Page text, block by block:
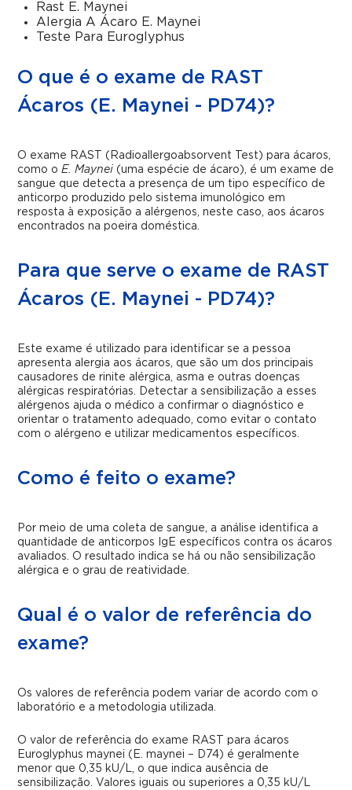
Rast E. Maynei
Alergia A Ácaro E. Maynei
Teste Para Euroglyphus
O que é o exame de RAST
Ácaros (E. Maynei - PD74)?
O exame RAST (Radioallergoabsorvent Test) para ácaros,
como oE. Maynei (uma espécie de ácaro), é um exame de
sangue que detecta a presença de um tipo específico de
anticorpo produzido pelo sistema imunológico em
resposta à exposição a alérgenos, neste caso, aos ácaros
encontrados na poeira doméstica.
Para que serve o exame de RAST
Ácaros (E. Maynei - PD74)?
Este exame é utilizado para identificar se a pessoa
apresenta alergia aos ácaros, que são um dos principais
causadores de rinite alérgica, asma e outras doenças
alérgicas respiratórias. Detectar a sensibilização a esses
alérgenos ajuda o médico a confirmar o diagnóstico e
orientar o tratamento adequado, como evitar o contato
com o alérgeno e utilizar medicamentos específicos.
Como é feito o exame?
Por meio de uma coleta de sangue, a análise identifica a
quantidade de anticorpos IgE específicos contra os ácaros
avaliados. O resultado indica se há ou não sensibilização
alérgica e o grau de reatividade.
Qual é o valor de referência do
exame?
Os valores de referência podem variar de acordo com o
laboratório e a metodologia utilizada.
O valor de referência do exame RAST para ácaros
Euroglyphus maynei (E. maynei – D74) é geralmente
menor que 0,35 kU/L, o que indica ausência de
sensibilização. Valores iguais ou superiores a 0,35 kU/L